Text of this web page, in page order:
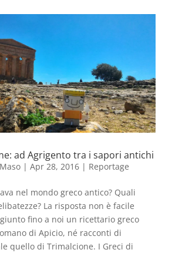
ad Agrigento tra i sapori antichi
| Apr 28, 2016| Reportage
nel mondo greco antico? Quali
La risposta non è facile
fino a noi un ricettario greco
di Apicio, né racconti di
quello di Trimalcione. I Greci di